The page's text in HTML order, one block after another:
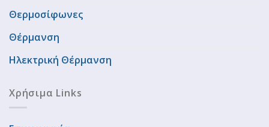
Θερμοσίφωνες
Θέρμανση
Ηλεκτρική Θέρμανση
Χρήσιμα Links